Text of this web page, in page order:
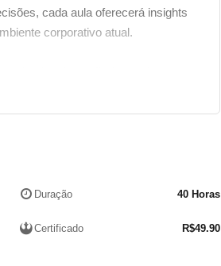
cada aula oferecerá insights
corporativo atual.
disso, irá explorar como liderar
de crescimento.
nos desafiar a refletir sobre
para o sucesso,
Duração 40 Horas
Certificado R$49.90